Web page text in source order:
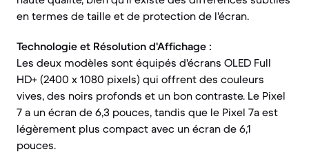
en termes de taille et de protection de l'écran.
Technologie et Résolution d'Affichage :
Les deux modèles sont équipés d'écrans OLED Full
HD+ (2400 x 1080 pixels) qui offrent des couleurs
vives, des noirs profonds et un bon contraste. Le Pixel
7 a un écran de 6,3 pouces, tandis que le Pixel 7a est
légèrement plus compact avec un écran de 6,1
pouces.